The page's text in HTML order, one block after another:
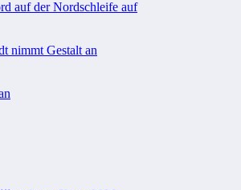
auf der Nordschleife auf
nimmt Gestalt an